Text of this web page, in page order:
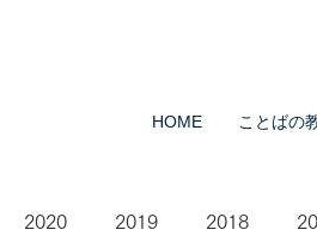
HOME ことばの
2020 2019 2018